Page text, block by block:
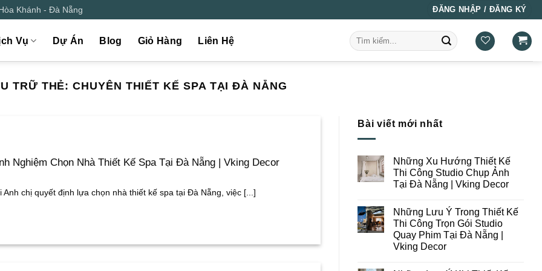
Khánh - Đà Nẵng ĐĂNG NHẬP / ĐĂNG KÝ
Vụ Dự Án Blog Giỏ Hàng Liên Hệ
Tìm
kiếm:
TRỮ THẺ:CHUYÊN THIẾT KẾ SPA TẠI ĐÀ NẴNG
Nghiệm Chọn Nhà Thiết Kế Spa Tại Đà Nẵng | Vking Decor
Anh chị quyết định lựa chọn nhà thiết kế spa tại Đà Nẵng, việc [...]
Bài viết mới nhất
Những Xu Hướng Thiết Kế
Thi Công Studio Chụp Ảnh
Tại Đà Nẵng | Vking Decor
bình
luận
ở
Những
Xu
Hướng
Những Lưu Ý Trong Thiết Kế
Thi Công Trọn Gói Studio
Quay Phim Tại Đà Nẵng |
Vking Decor